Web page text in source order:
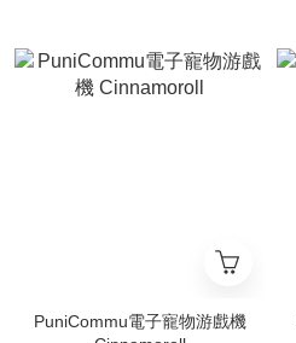
PuniCommu電子寵物游戲機